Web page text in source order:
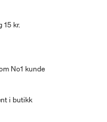
15 kr.
No1 kunde
i butikk